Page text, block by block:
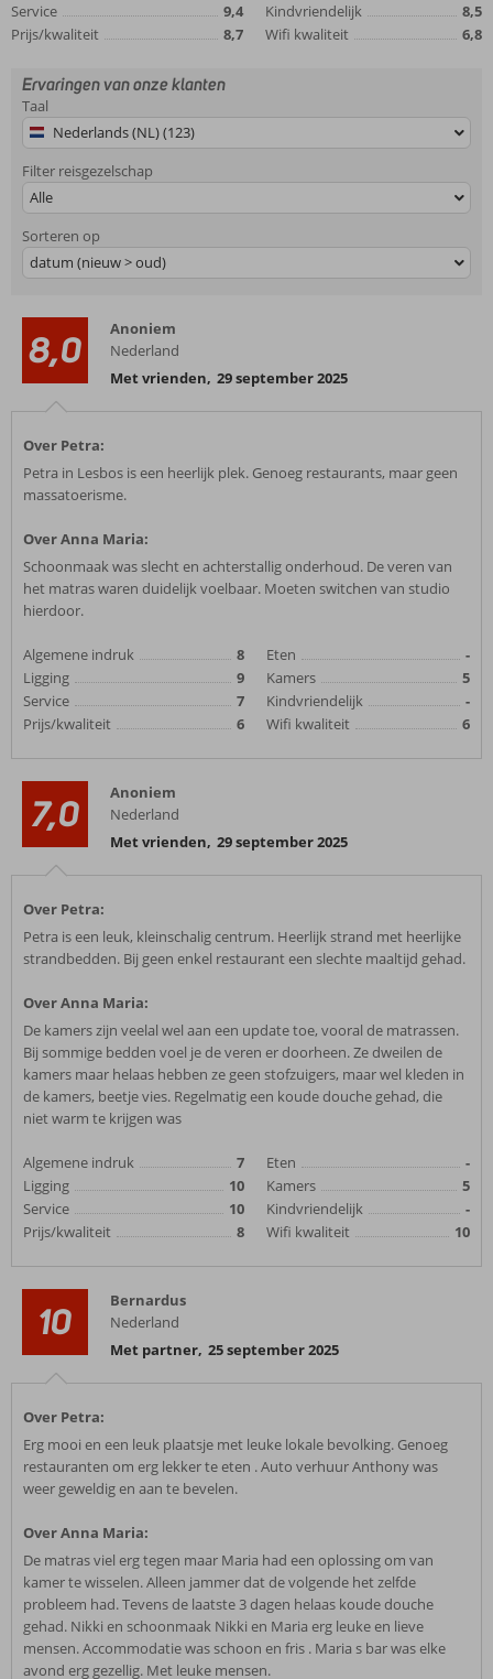
Service
9,4
Prijs/kwaliteit
8,7
Kindvriendelijk
8,5
Wifi kwaliteit
6,8
Ervaringen van onze klanten
Taal
Nederlands (NL) (123)
Filter reisgezelschap
Alle
Sorteren op
datum (nieuw > oud)
8,0
Anoniem
Nederland
Met vrienden, 29 september 2025
Over Petra:
Petra in Lesbos is een heerlijk plek. Genoeg restaurants, maar geen
massatoerisme.
Over Anna Maria:
Schoonmaak was slecht en achterstallig onderhoud. De veren van
het matras waren duidelijk voelbaar. Moeten switchen van studio
hierdoor.
Algemene indruk
8
Ligging
9
Service
7
Prijs/kwaliteit
6
Eten
-
Kamers
5
Kindvriendelijk
-
Wifi kwaliteit
6
7,0
Anoniem
Nederland
Met vrienden, 29 september 2025
Over Petra:
Petra is een leuk, kleinschalig centrum. Heerlijk strand met heerlijke
strandbedden. Bij geen enkel restaurant een slechte maaltijd gehad.
Over Anna Maria:
De kamers zijn veelal wel aan een update toe, vooral de matrassen.
Bij sommige bedden voel je de veren er doorheen. Ze dweilen de
kamers maar helaas hebben ze geen stofzuigers, maar wel kleden in
de kamers, beetje vies. Regelmatig een koude douche gehad, die
niet warm te krijgen was
Algemene indruk
7
Ligging
10
Service
10
Prijs/kwaliteit
8
Eten
-
Kamers
5
Kindvriendelijk
-
Wifi kwaliteit
10
10
Bernardus
Nederland
Met partner, 25 september 2025
Over Petra:
Erg mooi en een leuk plaatsje met leuke lokale bevolking. Genoeg
restauranten om erg lekker te eten . Auto verhuur Anthony was
weer geweldig en aan te bevelen.
Over Anna Maria:
De matras viel erg tegen maar Maria had een oplossing om van
kamer te wisselen. Alleen jammer dat de volgende het zelfde
probleem had. Tevens de laatste 3 dagen helaas koude douche
gehad. Nikki en schoonmaak Nikki en Maria erg leuke en lieve
mensen. Accommodatie was schoon en fris . Maria s bar was elke
avond erg gezellig. Met leuke mensen.